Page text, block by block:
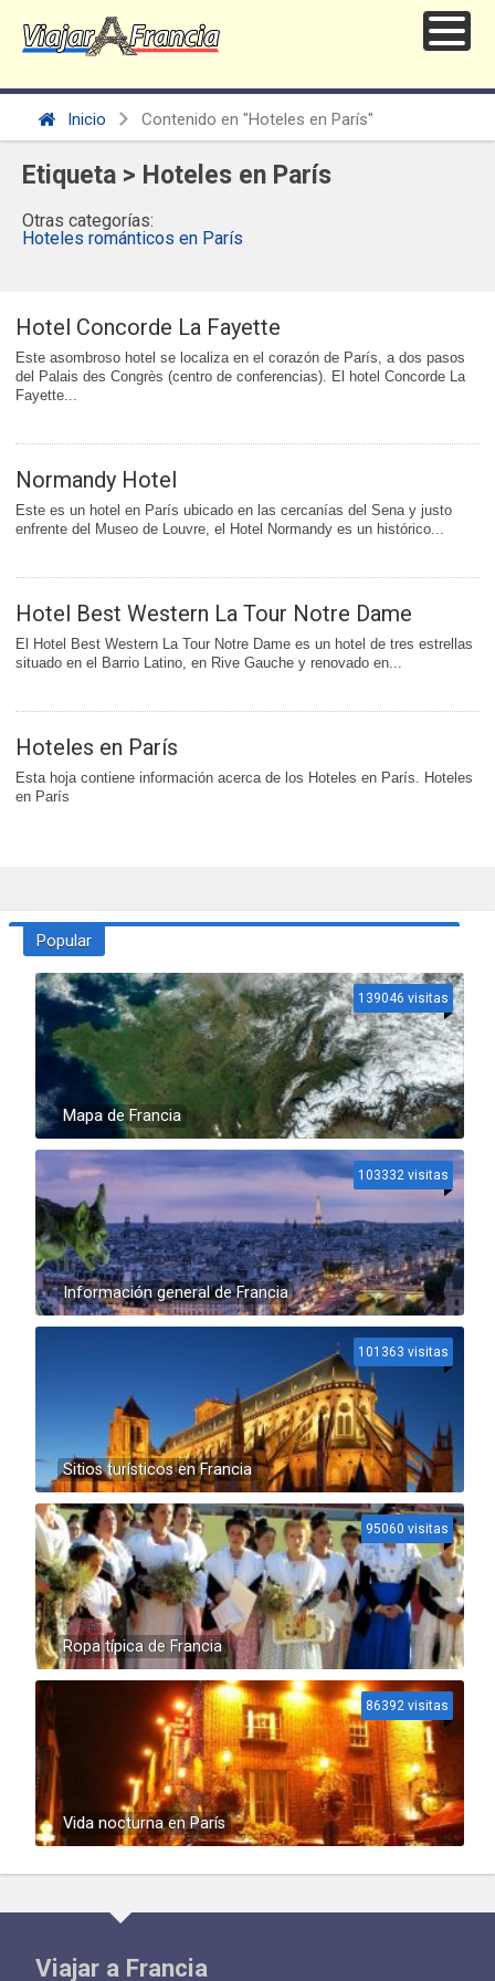
Inicio Contenido en "Hoteles en París"
Etiqueta > Hoteles en París
Otras categorías:
Hoteles románticos en París
Hotel Concorde La Fayette
Este asombroso hotel se localiza en el corazón de París, a dos pasos
del Palais des Congrès (centro de conferencias). El hotel Concorde La
Fayette...
Normandy Hotel
Este es un hotel en París ubicado en las cercanías del Sena y justo
enfrente del Museo de Louvre, el Hotel Normandy es un histórico...
Hotel Best Western La Tour Notre Dame
El Hotel Best Western La Tour Notre Dame es un hotel de tres estrellas
situado en el Barrio Latino, en Rive Gauche y renovado en...
Hoteles en París
Esta hoja contiene información acerca de los Hoteles en París. Hoteles
en París
Popular
Mapa de Francia
139046 visitas
Información general de Francia
103332 visitas
Sitios turísticos en Francia
101363 visitas
Ropa típica de Francia
95060 visitas
Vida nocturna en París
86392 visitas
Viajar a Francia